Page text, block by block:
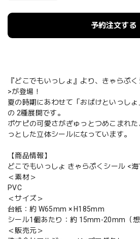
予約注文する
『どこでもいっしょ』より、きゃらぷ
>が登場！
夏の時期にあわせて「おばけといっしょ
の 2種展開です。
ポケピの可愛さがぎゅっとつめこまれ
っとした立体シールになっています。
【商品情報】
どこでもいっしょ きゃらぷくシール <
＜素材＞
PVC
＜サイズ＞
台紙：約 W65mm × H185mm
シール1個あたり：約 15mm-20mm（想
＜販売元＞